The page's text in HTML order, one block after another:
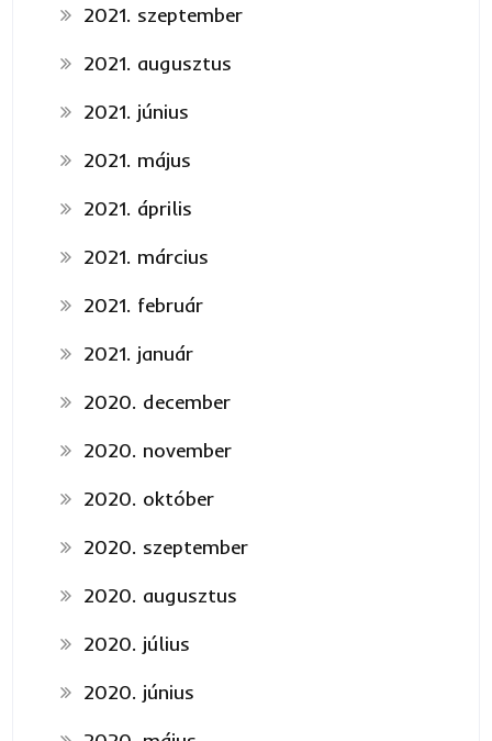
2021. szeptember
2021. augusztus
2021. június
2021. május
2021. április
2021. március
2021. február
2021. január
2020. december
2020. november
2020. október
2020. szeptember
2020. augusztus
2020. július
2020. június